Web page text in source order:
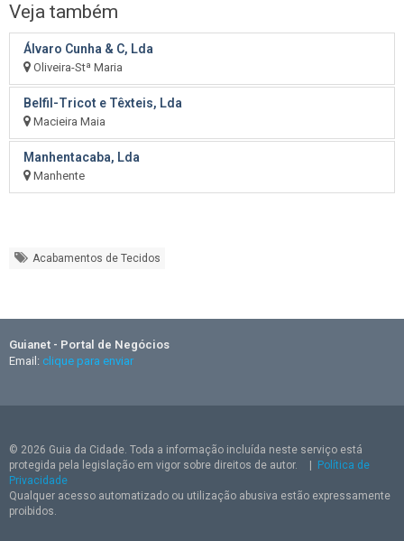
Veja também
Álvaro Cunha & C, Lda
Oliveira-Stª Maria
Belfil-Tricot e Têxteis, Lda
Macieira Maia
Manhentacaba, Lda
Manhente
Acabamentos de Tecidos
Guianet - Portal de Negócios
Email: clique para enviar
© 2026 Guia da Cidade. Toda a informação incluída neste serviço está
protegida pela legislação em vigor sobre direitos de autor.
Política de
Privacidade
Qualquer acesso automatizado ou utilização abusiva estão expressamente
proibidos.